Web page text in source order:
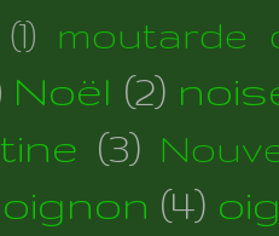
(1) moutarde
Noël (2)
(3)
oignon (4)